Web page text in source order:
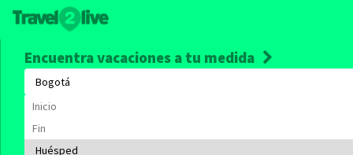
Encuentra vacaciones a tu medida